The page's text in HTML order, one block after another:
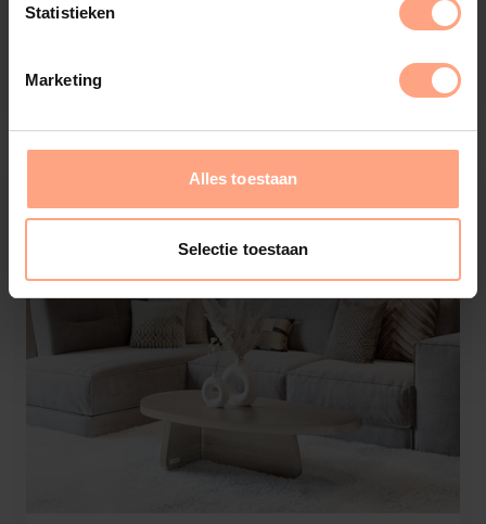
Statistieken
Marketing
Alles toestaan
Selectie toestaan
Salontafel | Organisch
€1.095,- Configureer